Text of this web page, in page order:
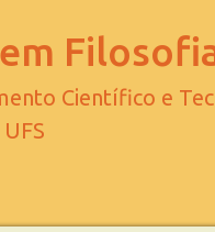
Científico e